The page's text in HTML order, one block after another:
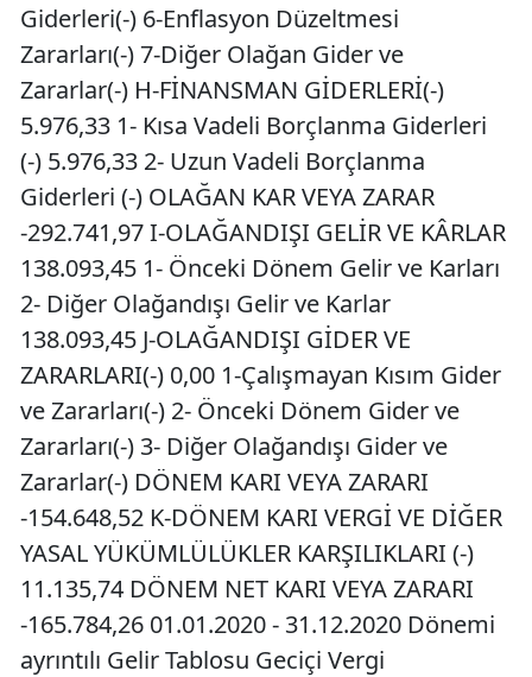
Giderleri(-) 6-Enflasyon Düzeltmesi
Zararları(-) 7-Diğer Olağan Gider ve
Zararlar(-) H-FİNANSMAN GİDERLERİ(-)
5.976,33 1- Kısa Vadeli Borçlanma Giderleri
(-) 5.976,33 2- Uzun Vadeli Borçlanma
Giderleri (-) OLAĞAN KAR VEYA ZARAR
-292.741,97 I-OLAĞANDIŞI GELİR VE KÂRLAR
138.093,45 1- Önceki Dönem Gelir ve Karları
2- Diğer Olağandışı Gelir ve Karlar
138.093,45 J-OLAĞANDIŞI GİDER VE
ZARARLARI(-) 0,00 1-Çalışmayan Kısım Gider
ve Zararları(-) 2- Önceki Dönem Gider ve
Zararları(-) 3- Diğer Olağandışı Gider ve
Zararlar(-) DÖNEM KARI VEYA ZARARI
-154.648,52 K-DÖNEM KARI VERGİ VE DİĞER
YASAL YÜKÜMLÜLÜKLER KARŞILIKLARI (-)
11.135,74 DÖNEM NET KARI VEYA ZARARI
-165.784,26 01.01.2020 - 31.12.2020 Dönemi
ayrıntılı Gelir Tablosu Geciçi Vergi